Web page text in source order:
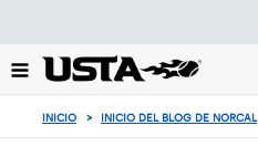
el
botón
INICIO > INICIO DEL BLOG DE NORCAL